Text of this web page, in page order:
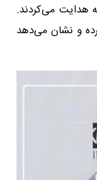
هدایت می‌کردند.
و نشان می‌دهد